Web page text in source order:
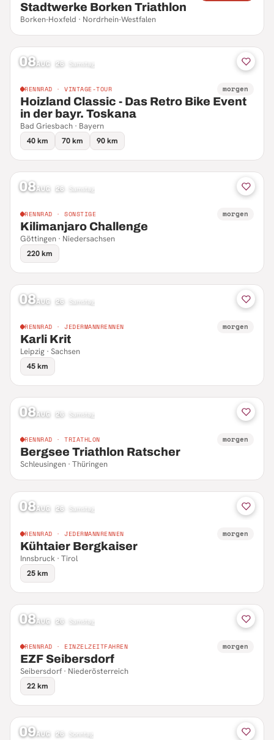
Stadtwerke Borken Triathlon
Borken-Hoxfeld · Nordrhein-Westfalen
08AUG 26 Samstag
RENNRAD · VINTAGE-TOUR morgen
Hoizland Classic - Das Retro Bike Event
in der bayr. Toskana
Bad Griesbach · Bayern
40 km
70 km 90 km
08AUG 26 Samstag
RENNRAD · SONSTIGE morgen
Kilimanjaro Challenge
Göttingen · Niedersachsen
220 km
08AUG 26 Samstag
RENNRAD · JEDERMANNRENNEN morgen
Karli Krit
Leipzig · Sachsen
45 km
08AUG 26 Samstag
RENNRAD · TRIATHLON morgen
Bergsee Triathlon Ratscher
Schleusingen · Thüringen
08AUG 26 Samstag
RENNRAD · JEDERMANNRENNEN morgen
Kühtaier Bergkaiser
Innsbruck · Tirol
25 km
08AUG 26 Samstag
RENNRAD · EINZELZEITFAHREN morgen
EZF Seibersdorf
Seibersdorf · Niederösterreich
22 km
09AUG 26 Sonntag